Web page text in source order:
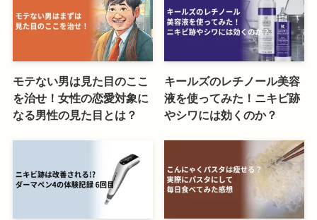
モテない男は見た目のここ
を治せ！女性の恋愛対象に
なる男性の見た目とは？
キールズのレチノール美容
液を使ってみた！ニキビ跡
やシワには効くのか？